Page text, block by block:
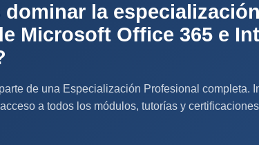
dominar la
Microsoft Office 365 e
de una Especialización Profesional completa.
a todos los módulos, tutorías y